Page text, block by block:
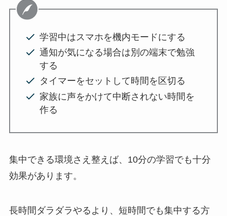
学習中はスマホを機内モードにする
通知が気になる場合は別の端末で勉強
する
タイマーをセットして時間を区切る
家族に声をかけて中断されない時間を
作る
集中できる環境さえ整えば、10分の学習でも十分
効果があります。
長時間ダラダラやるより、短時間でも集中する方